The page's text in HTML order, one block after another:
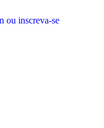
ou inscreva-se